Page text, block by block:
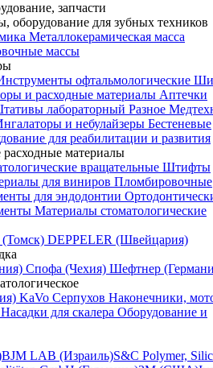
запчасти
оборудование для зубных техников
Металлокерамическая масса
массы
офтальмологические
и расходные материалы Аптечки
лабораторный Разное
и небулайзеры Бестеневые
для реабилитации и развития
расходные материалы
вращательные Штифты
для виниров Пломбировочные
для эндодонтии
Материалы стоматологические
(Томск) DEPPELER (Швейцария)
Спофа (Чехия) Шефтнер
KaVo Серпухов Наконечники,
Насадки для скалера Оборудование и
BJM LAB (Израиль)S&C Polymer,